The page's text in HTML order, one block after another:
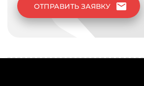
ОТПРАВИТЬ ЗАЯВКУ mail